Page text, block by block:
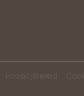
Privacybeleid